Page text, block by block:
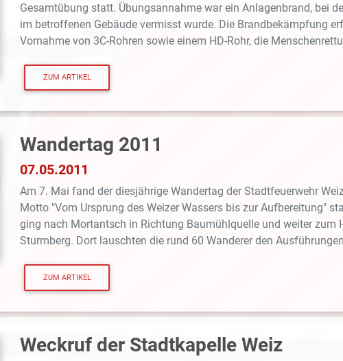
Gesamtübung statt. Übungsannahme war ein Anlagenbrand, bei
im betroffenen Gebäude vermisst wurde. Die Brandbekämpfung
Vornahme von 3C-Rohren sowie einem HD-Rohr, die
ZUM ARTIKEL
Wandertag 2011
07.05.2011
Am 7. Mai fand der diesjährige Wandertag der Stadtfeuerwehr
Motto "Vom Ursprung des Weizer Wassers bis zur Aufbereitung"
ging nach Mortantsch in Richtung Baumühlquelle und weiter zum
Sturmberg. Dort lauschten die rund 60 Wanderer den
ZUM ARTIKEL
Weckruf der Stadtkapelle Weiz